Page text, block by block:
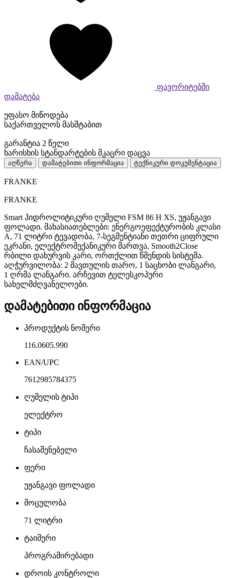
ფავორიტებში
დამატება
უფასო მიწოდება
საქართველოს მასშტაბით
გარანტია 2 წელი
ხარისხის სტანდარტების მკაცრი დაცვა
აღწერა დამატებითი ინფორმაცია ტექნიკური დოკუმენტაცია
FRANKE
FRANKE
Smart ჰიდროლიტიკური ღუმელი FSM 86 H XS, უჟანგავი
ფოლადი. მახასიათებლები: ენერგოეფექტურობის კლასი
A, 71 ლიტრი ტევადობა, 7-სეგმენტიანი თეთრი ციფრული
ეკრანი, ელექტრომექანიკური მართვა, Smooth2Close
რბილი დახურვის კარი, ორთქლით წმენდის სისტემა.
აღჭურვილობა: 2 მავთულის თარო, 1 საცხობი ლანგარი,
1 ღრმა ლანგარი. არჩევით ტელესკოპური
სახელმძღვანელოები.
დამატებითი ინფორმაცია
პროდუქტის ნომერი
116.0605.990
EAN/UPC
7612985784375
ღუმელის ტიპი
ელექტრო
ტიპი
ჩასაშენებელი
ფერი
უჟანგავი ფოლადი
მოცულობა
71 ლიტრი
ტაიმერი
პროგრამირებადი
დროის კონტროლი